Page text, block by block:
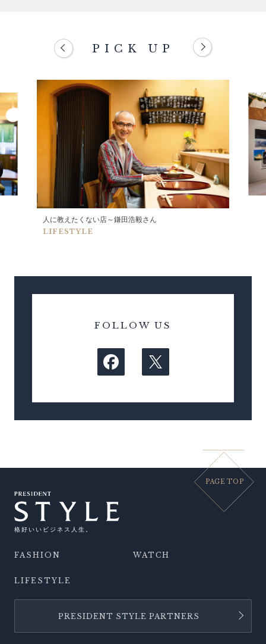
PICK UP
人に教えたくない店～鎌田浩毅さん
LIFESTYLE
FOLLOW US
PAGE TOP
格好いいビジネス人生。
FASHION WATCH
LIFESTYLE
PRESIDENT STYLE PARTNERS